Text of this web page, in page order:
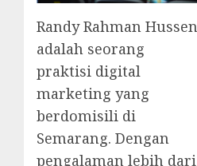
Randy Rahman Hussen
adalah seorang
praktisi digital
marketing yang
berdomisili di
Semarang. Dengan
pengalaman lebih dari